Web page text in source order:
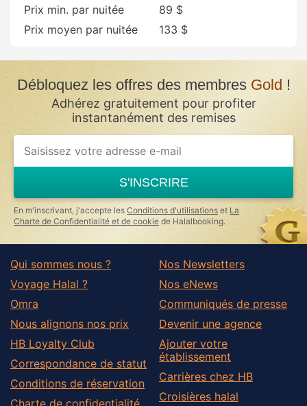
Prix min. par nuitée
89 $
Prix moyen par nuitée
133 $
Débloquez les offres des membres Gold !
Adhérez gratuitement pour profiter
instantanément des remises
If
you
ignore
this
field
S'INSCRIRE
En m'inscrivant, j'accepte les Conditions d'utilisations et La
Charte de Confidentialité et de cookie de Halalbooking.
Qui sommes nous ?
Voyage Halal ?
Omra
Nous alignons nos prix
HB Loyalty Club
Correspondance de statut
Conditions de réservation
Charte de confidentialité
Nos Newsletters
Nos eNews
Communiqués de presse
Devenir une agence
Ajouter votre
établissement
Carrières chez HB
Croisières halal